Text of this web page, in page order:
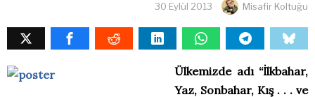
30 Eylül 2013 Misafir Koltuğu
Ülkemizde adı “İlkbahar,
Yaz, Sonbahar, Kış . . . ve